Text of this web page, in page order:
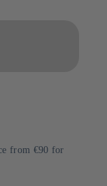
from €90 for